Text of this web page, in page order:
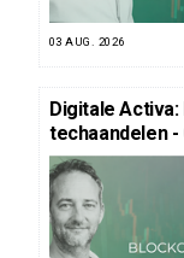
03 AUG. 2026
Digitale Activa:
techaandelen -